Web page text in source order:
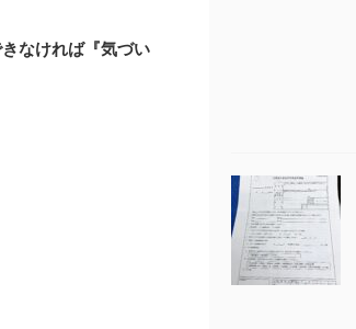
なければ『気づい